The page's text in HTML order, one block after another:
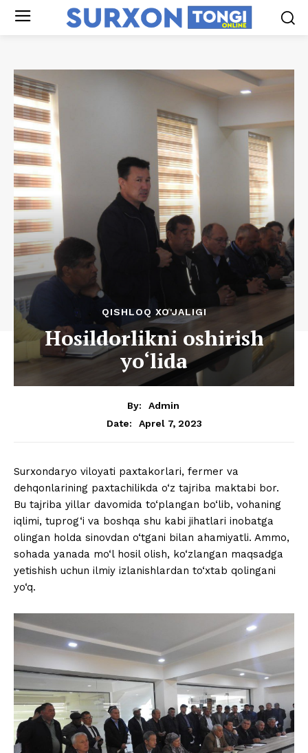
QISHLOQ XO'JALIGI
Hosildorlikni oshirish
yo‘lida
By:
Admin
Date:
Aprel 7, 2023
Surxondaryo viloyati paxtakorlari, fermer va
dehqonlarining paxtachilikda o‘z tajriba maktabi bor.
Bu tajriba yillar davomida to‘plangan bo‘lib, vohaning
iqlimi, tuprog‘i va boshqa shu kabi jihatlari inobatga
olingan holda sinovdan o‘tgani bilan ahamiyatli. Ammo,
sohada yanada mo‘l hosil olish, ko‘zlangan maqsadga
yetishish uchun ilmiy izlanishlardan to‘xtab qolingani
yo‘q.